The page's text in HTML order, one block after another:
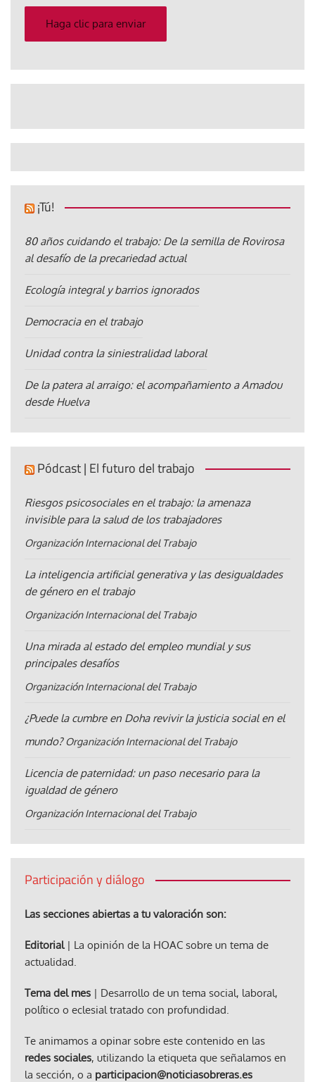
electrónico
Haga clic para enviar
¡Tú!
80 años cuidando el trabajo: De la semilla de Rovirosa
al desafío de la precariedad actual
Ecología integral y barrios ignorados
Democracia en el trabajo
Unidad contra la siniestralidad laboral
De la patera al arraigo: el acompañamiento a Amadou
desde Huelva
Pódcast | El futuro del trabajo
Riesgos psicosociales en el trabajo: la amenaza
invisible para la salud de los trabajadores
Organización Internacional del Trabajo
La inteligencia artificial generativa y las desigualdades
de género en el trabajo
Organización Internacional del Trabajo
Una mirada al estado del empleo mundial y sus
principales desafíos
Organización Internacional del Trabajo
¿Puede la cumbre en Doha revivir la justicia social en el
mundo? Organización Internacional del Trabajo
Licencia de paternidad: un paso necesario para la
igualdad de género
Organización Internacional del Trabajo
Participación y diálogo
Las secciones abiertas a tu valoración son:
Editorial| La opinión de la HOAC sobre un tema de
actualidad.
Tema del mes | Desarrollo de un tema social, laboral,
político o eclesial tratado con profundidad.
Te animamos a opinar sobre este contenido en las
redes sociales, utilizando la etiqueta que señalamos en
la sección, o a participacion@noticiasobreras.es